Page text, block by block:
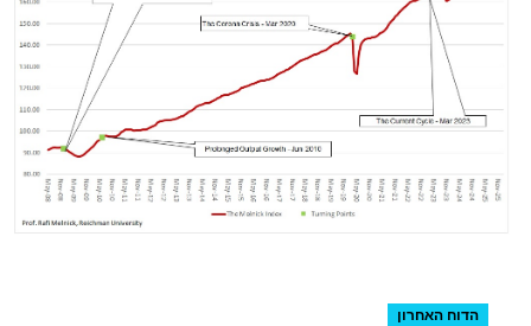
הדוח האחרון